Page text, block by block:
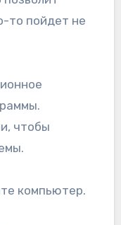
то пойдет не
чтобы
компьютер.